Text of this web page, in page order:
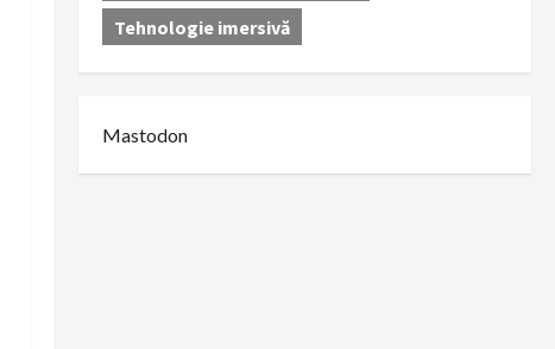
Tehnologie imersivă
Mastodon